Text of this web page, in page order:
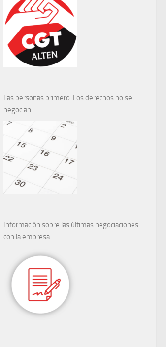
Las personas primero. Los derechos no se
negocian
Información sobre las últimas negociaciones
con la empresa.